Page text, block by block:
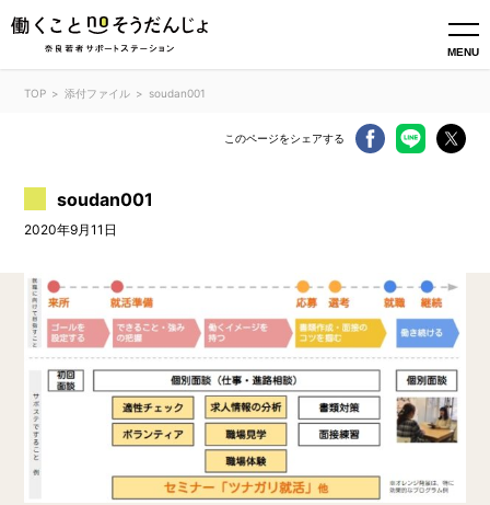
MENU
TOP 添付ファイル soudan001
このページをシェアする
soudan001
2020年9月11日